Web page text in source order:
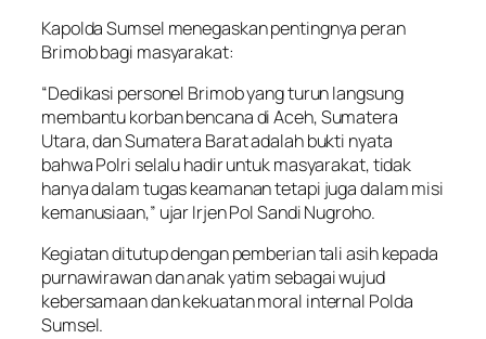
Kapolda Sumsel menegaskan pentingnya peran
Brimob bagi masyarakat:
“Dedikasi personel Brimob yang turun langsung
membantu korban bencana di Aceh, Sumatera
Utara, dan Sumatera Barat adalah bukti nyata
bahwa Polri selalu hadir untuk masyarakat, tidak
hanya dalam tugas keamanan tetapi juga dalam misi
kemanusiaan,” ujar Irjen Pol Sandi Nugroho.
Kegiatan ditutup dengan pemberian tali asih kepada
purnawirawan dan anak yatim sebagai wujud
kebersamaan dan kekuatan moral internal Polda
Sumsel.